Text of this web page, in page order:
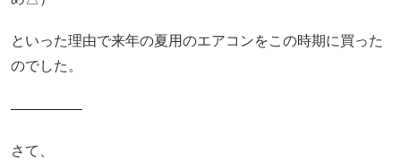
といった理由で来年の夏用のエアコンをこの時期に買った
のでした。
―――――
さて、